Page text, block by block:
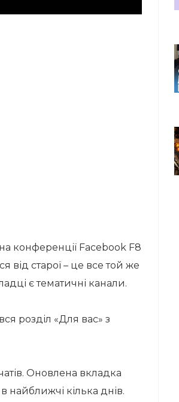
конференції Facebook F8
від старої – це все той же
є тематичні канали.
розділ «Для вас» з
Оновлена вкладка
найближчі кілька днів.